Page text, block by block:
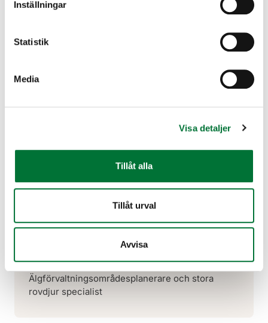
Inställningar
Statistik
Media
Visa detaljer
Tillåt alla
Tillåt urval
Avvisa
Kai-Eerik Nyholm
stora rovdjur specialist
Älgförvaltningsområdesplanerare och stora
rovdjur specialist